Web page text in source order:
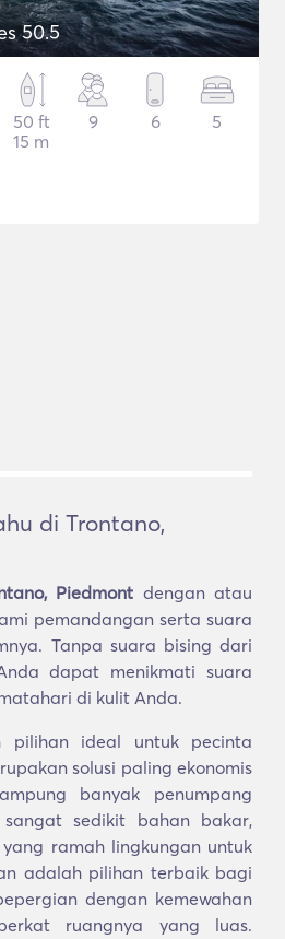
50.5
50 ft
15 m
9 6 5
di Trontano,
Piedmont dengan atau
pemandangan serta suara
Tanpa suara bising dari
dapat menikmati suara
di kulit Anda.
pilihan ideal untuk pecinta
solusi paling ekonomis
banyak penumpang
sedikit bahan bakar,
ramah lingkungan untuk
adalah pilihan terbaik bagi
dengan kemewahan
ruangnya yang luas.